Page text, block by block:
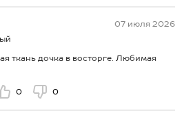
07 июля 2026
ткань дочка в восторге. Любимая
0 0